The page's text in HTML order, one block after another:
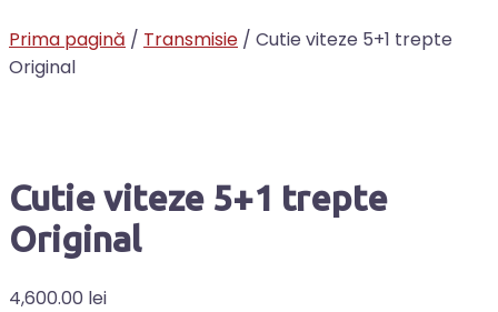
Prima pagină / Transmisie / Cutie viteze 5+1 trepte
Original
Cutie viteze 5+1 trepte
Original
4,600.00 lei